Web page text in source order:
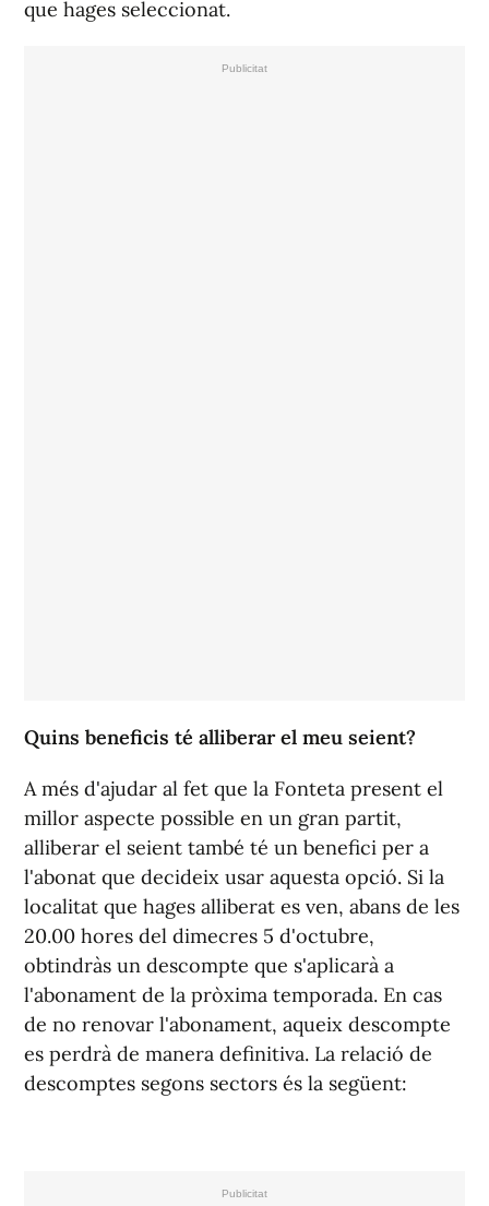
que hages seleccionat.
Quins beneficis té alliberar el meu seient?
A més d'ajudar al fet que la Fonteta present el
millor aspecte possible en un gran partit,
alliberar el seient també té un benefici per a
l'abonat que decideix usar aquesta opció. Si la
localitat que hages alliberat es ven, abans de les
20.00 hores del dimecres 5 d'octubre,
obtindràs un descompte que s'aplicarà a
l'abonament de la pròxima temporada. En cas
de no renovar l'abonament, aqueix descompte
es perdrà de manera definitiva. La relació de
descomptes segons sectors és la següent: